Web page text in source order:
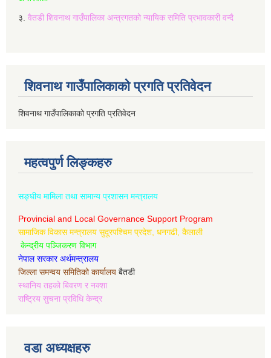
३. वैतडी शिवनाथ गाउँपालिका अन्त्रगतको न्यायिक समिति प्रभावकारी वन्दै
शिवनाथ गाउँपालिकाको प्रगति प्रतिवेदन
शिवनाथ गाउँपालिकाको प्रगति प्रतिवेदन
महत्वपुर्ण लिङ्कहरु
सङ्घीय मामिला तथा सामान्य प्रशासन मन्त्रालय
Provincial and Local Governance Support Program
सामाजिक विकास मन्त्रालय सुदूरपश्चिम प्रदेश, धनगढी, कैलाली
केन्द्रीय पञ्जिकरण विभाग
नेपाल सरकार अर्थमन्त्रालय
जिल्ला समन्वय समितिको कार्यालय बैतडी
स्थानिय तहको बिवरण र नक्शा
राष्ट्रिय सुचना प्रविधि केन्द्र
वडा अध्यक्षहरु